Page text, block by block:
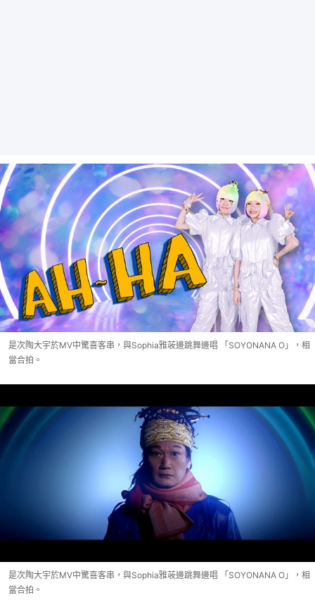
是次陶大宇於MV中驚喜客串，與Sophia雅荍邊跳舞邊唱 「SOYONANA O」，相
當合拍。
是次陶大宇於MV中驚喜客串，與Sophia雅荍邊跳舞邊唱 「SOYONANA O」，相
當合拍。